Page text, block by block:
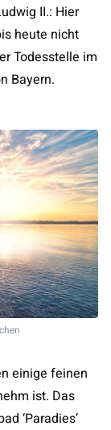
II.: Hier
heute nicht
Todesstelle im
Bayern.
einige feinen
ist. Das
‘Paradies’